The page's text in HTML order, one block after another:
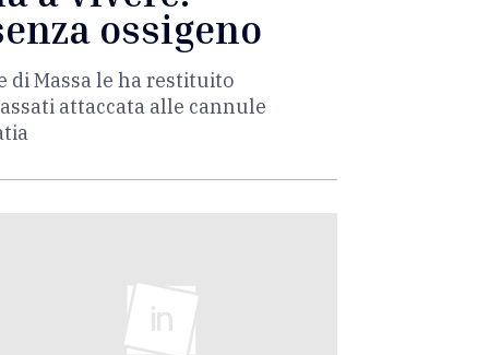
ossigeno
di Massa le ha restituito
attaccata alle cannule